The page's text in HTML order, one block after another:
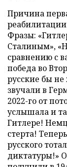
Причина
Фразы:
Сталиным»,
сравнению с
победа во
русские бы
звучали в
2022-го от
услышала и
Гитлере!
стерта!
русского
диктатуры!»